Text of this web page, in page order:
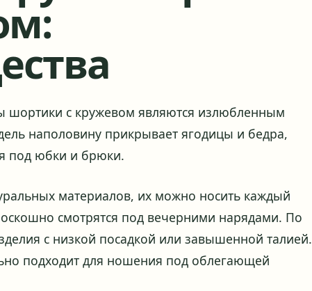
шортики с кружевом являются излюбленным
наполовину прикрывает ягодицы и бедра,
под юбки и брюки.
материалов, их можно носить каждый
смотрятся под вечерними нарядами. По
с низкой посадкой или завышенной талией.
подходит для ношения под облегающей